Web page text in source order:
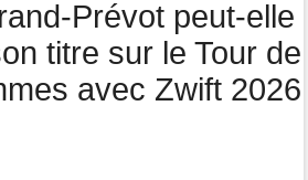
après une nouvelle chute
Prévot peut-elle
titre sur le Tour de
avec Zwift 2026